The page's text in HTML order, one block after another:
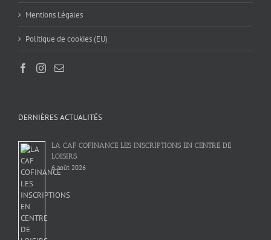
Mentions Légales
Politique de cookies (EU)
DERNIÈRES ACTUALITÉS
LA CAF COFINANCE LES INSCRIPTIONS EN CENTRE DE
LOISIRS
6 août 2026